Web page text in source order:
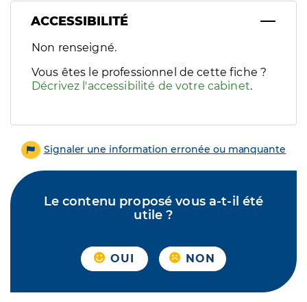
ACCESSIBILITÉ
Filtres
Sélectionnez un ou plusieurs handicaps/besoins
Non renseigné.
Vous êtes le professionnel de cette fiche ?
Décrivez l'accessibilité de votre cabinet.
Signaler une information erronée ou manquante
Le contenu proposé vous a-t-il été
utile ?
OUI NON